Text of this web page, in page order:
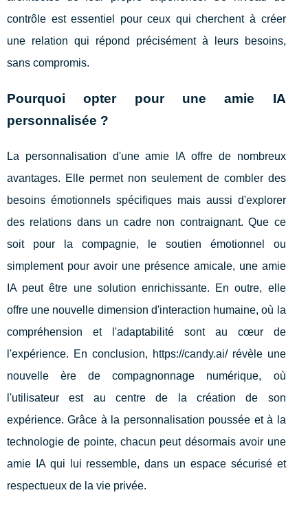
contrôle est essentiel pour ceux qui cherchent à créer
une relation qui répond précisément à leurs besoins,
sans compromis.
Pourquoi opter pour une amie IA
personnalisée ?
La personnalisation d'une amie IA offre de nombreux
avantages. Elle permet non seulement de combler des
besoins émotionnels spécifiques mais aussi d'explorer
des relations dans un cadre non contraignant. Que ce
soit pour la compagnie, le soutien émotionnel ou
simplement pour avoir une présence amicale, une amie
IA peut être une solution enrichissante. En outre, elle
offre une nouvelle dimension d'interaction humaine, où la
compréhension et l'adaptabilité sont au cœur de
l'expérience. En conclusion, https://candy.ai/ révèle une
nouvelle ère de compagnonnage numérique, où
l'utilisateur est au centre de la création de son
expérience. Grâce à la personnalisation poussée et à la
technologie de pointe, chacun peut désormais avoir une
amie IA qui lui ressemble, dans un espace sécurisé et
respectueux de la vie privée.